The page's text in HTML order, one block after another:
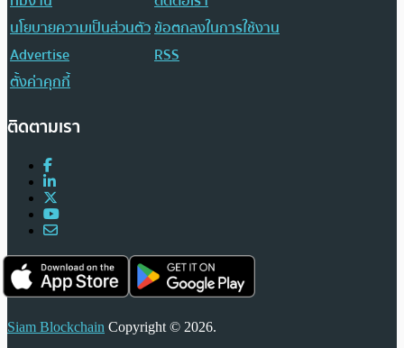
นโยบายความเป็นส่วนตัวข้อตกลงในการใช้งาน
Advertise
RSS
ตั้งค่าคุกกี้
ติดตามเรา
Siam Blockchain Copyright © 2026.